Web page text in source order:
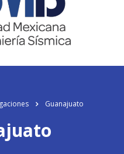
Guanajuato